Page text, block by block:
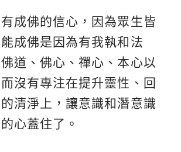
成佛的信心，因為眾生皆
成佛是因為有我執和法
道、佛心、禪心、本心以
沒有專注在提升靈性、回
清淨上，讓意識和潛意識
心蓋住了。